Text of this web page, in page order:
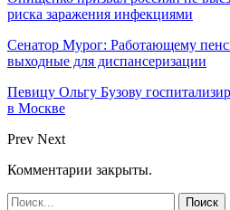
риска заражения инфекциями
Сенатор Мурог: Работающему
выходные для диспансеризации
Певицу Ольгу Бузову
в Москве
Prev Next
Комментарии закрыты.